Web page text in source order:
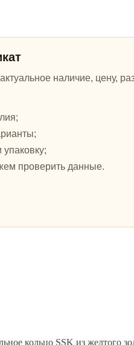
наличие, цену,
упаковку;
проверить данные.
кольцо SSK из желтого